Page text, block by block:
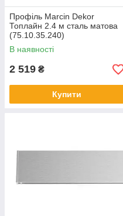
Профіль Marcin Dekor
Топлайн 2.4 м сталь матова
(75.10.35.240)
В наявності
2 519 ₴
Купити